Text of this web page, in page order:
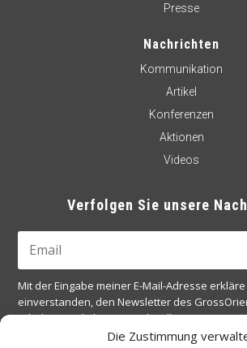
Die Zustimmung
Presse
Nachrichten
Kommunikation
Artikel
Konferenzen
Aktionen
Videos
Verfolgen Sie unsere
Mit der Eingabe meiner E-Mail-Adresse
einverstanden, den Newsletter des
erhalten, und akzeptiere die allgemeinen